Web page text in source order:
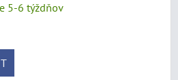
5-6 týždňov